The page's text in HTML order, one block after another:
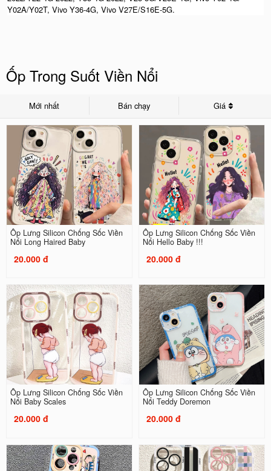
Y02A/Y02T, Vivo Y36-4G, Vivo V27E/S16E-5G.
Ốp Trong Suốt Viền Nổi
Mới nhất Bán chạy Giá
Ốp Lưng Silicon Chống Sốc Viền
Nổi Long Haired Baby
20.000 đ
Ốp Lưng Silicon Chống Sốc Viền
Nổi Hello Baby !!!
20.000 đ
Ốp Lưng Silicon Chống Sốc Viền
Nổi Baby Scales
20.000 đ
Ốp Lưng Silicon Chống Sốc Viền
Nổi Teddy Doremon
20.000 đ